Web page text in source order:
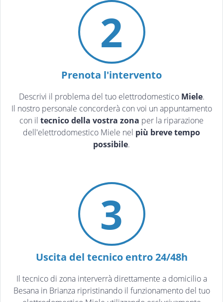
2
Prenota l'intervento
Descrivi il problema del tuo elettrodomestico Miele.
Il nostro personale concorderà con voi un appuntamento
con il tecnico della vostra zona per la riparazione
dell'elettrodomestico Miele nel più breve tempo
possibile.
3
Uscita del tecnico entro 24/48h
Il tecnico di zona interverrà direttamente a domicilio a
Besana in Brianza ripristinando il funzionamento del tuo